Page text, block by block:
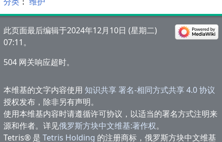
此页面最后编辑于2024年12月10日 (星期二)
07:11。
504 网关响应超时。
本维基的文字内容使用 知识共享 署名-相同方式共享 4.0 协议
授权发布，除非另有声明。
使用本维基内容时请遵循许可协议，以适当的署名方式注明来
源和作者。详见俄罗斯方块中文维基:著作权。
Tetris® 是Tetris Holding 的注册商标，俄罗斯方块中文维基